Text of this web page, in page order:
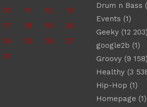
10 11 12
13
17 18 19
20
24 25 26
27
31
Drum n Bass
Events (1)
Geeky(12 203)
google2b (1)
Groovy(9 158)
Healthy(3
Hip-Hop (1)
Homepage (1)